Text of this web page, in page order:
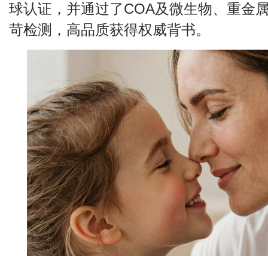
球认证，并通过了COA及微生物、重金
苛检测，高品质获得权威背书。